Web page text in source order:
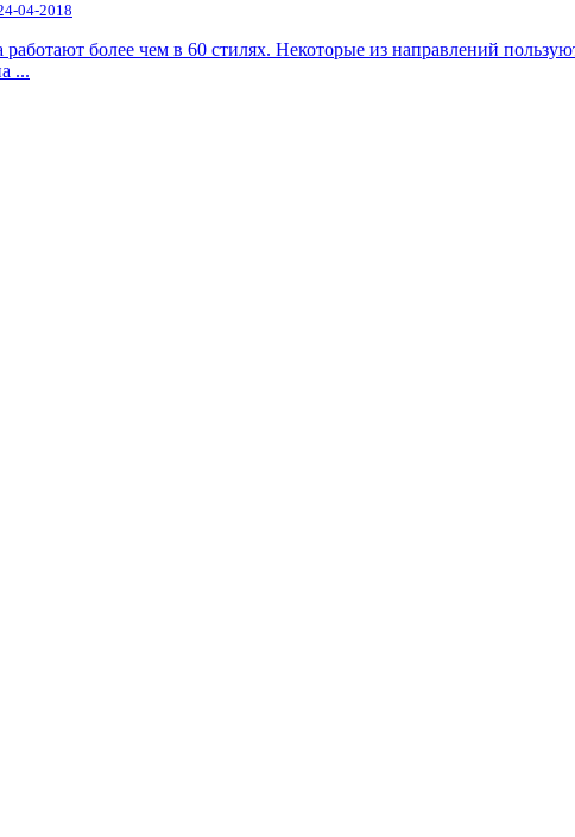
04-2018
более чем в 60 стилях. Некоторые из направлений
...